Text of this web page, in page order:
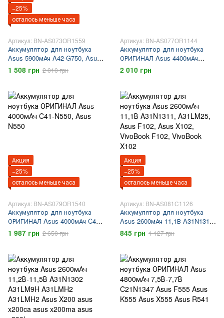
−25%
осталось меньше часа
Артикул: BN-AS073OR1559
Аккумулятор для ноутбука
Asus 5900мАч A42-G750, Asus
G750, ROG G750
1 508 грн 2 010 грн
Артикул: BN-AS077OR1144
Аккумулятор для ноутбука
ОРИГИНАЛ Asus 4400мАч
C31N1339, Asus Q302, Asus
UX303 ZenBook UX303
2 010 грн
Акция
−25%
осталось меньше часа
Артикул: BN-AS079OR1540
Аккумулятор для ноутбука
ОРИГИНАЛ Asus 4000мАч C41-
N550, Asus N550
1 987 грн 2 650 грн
Акция
−25%
осталось меньше часа
Артикул: BN-AS081C1126
Аккумулятор для ноутбука
Asus 2600мАч 11,1В A31N1311,
A31LM25, Asus F102, Asus
X102, VivoBook F102, VivoBook
845 грн 1 127 грн